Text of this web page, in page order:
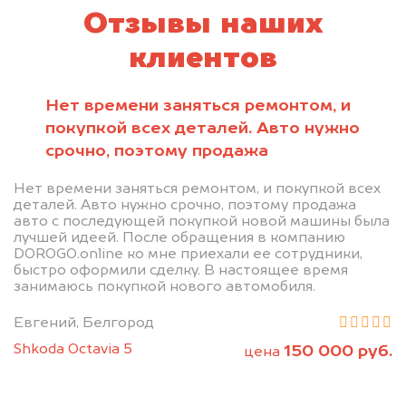
Отзывы наших
клиентов
Нет времени заняться ремонтом, и
покупкой всех деталей. Авто нужно
срочно, поэтому продажа
Нет времени заняться ремонтом, и покупкой всех
деталей. Авто нужно срочно, поэтому продажа
авто с последующей покупкой новой машины была
лучшей идеей. После обращения в компанию
DOROGO.online ко мне приехали ее сотрудники,
быстро оформили сделку. В настоящее время
занимаюсь покупкой нового автомобиля.
Евгений, Белгород
Shkoda Octavia 5
цена 150 000 руб.